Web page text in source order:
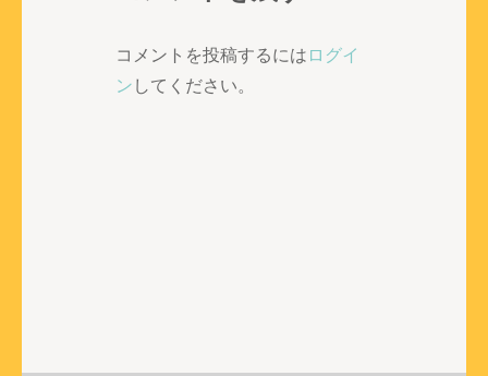
コメントを投稿するにはログイ
ンしてください。